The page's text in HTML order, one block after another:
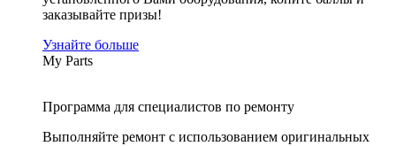
заказывайте призы!
Узнайте больше
My Parts
Программа для специалистов по ремонту
Выполняйте ремонт с использованием оригинальных